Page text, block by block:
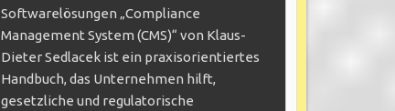
Softwarelösungen „Compliance
Management System (CMS)“ von Klaus-
Dieter Sedlacek ist ein praxisorientiertes
Handbuch, das Unternehmen hilft,
gesetzliche und regulatorische